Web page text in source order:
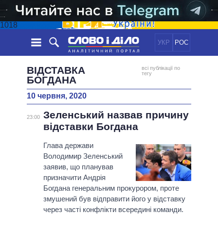
1018
УКР РОС
СТРІЧКА
ПОДІЇ
СТАТТІ
ДУМКИ
ОГЛЯДИ
ДАЙДЖЕСТИ
ПОЛІТИКА
ЕКОНОМІКА
СУСПІЛЬСТВО
СВІТ
ОБIЦЯНКИ
ПОЛIТИКИ
УСІ ПОЛІТИКИ
ПРЕЗИДЕНТ І ОФІС
ВЕРХОВНА РАДА
КАБІНЕТ МІНІСТРІВ
ГОЛОВИ ОБЛАДМІНІСТРАЦІЙ
МЕРИ МІСТ
ІНФОГРАФІКА
ВІДЕО
ПІДТРИМАТИ
ПОРІВНЯННЯ ПОЛІТИКІВ
ВІДСТАВКА
БОГДАНА
всі публікації по
тегу
10 червня, 2020
23:00 Зеленський назвав причину
відставки Богдана
Глава держави
Володимир Зеленський
заявив, що планував
призначити Андрія
Богдана генеральним прокурором, проте
змушений був відправити його у відставку
через часті конфлікти всередині команди.